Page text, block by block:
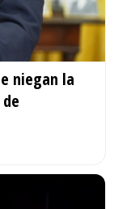
niegan la